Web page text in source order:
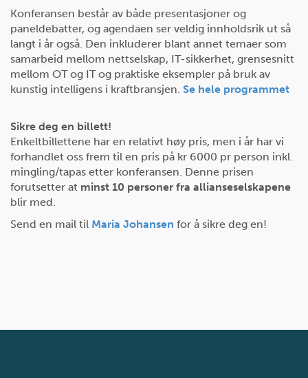
Konferansen består av både presentasjoner og
paneldebatter, og agendaen ser veldig innholdsrik ut så
langt i år også. Den inkluderer blant annet temaer som
samarbeid mellom nettselskap, IT-sikkerhet, grensesnitt
mellom OT og IT og praktiske eksempler på bruk av
kunstig intelligens i kraftbransjen. Se hele programmet
Sikre deg en billett!
Enkeltbillettene har en relativt høy pris, men i år har vi
forhandlet oss frem til en pris på kr 6000 pr person inkl.
mingling/tapas etter konferansen. Denne prisen
forutsetter at minst 10 personer fra allianseselskapene
blir med.
Send en mail til Maria Johansen for å sikre deg en!